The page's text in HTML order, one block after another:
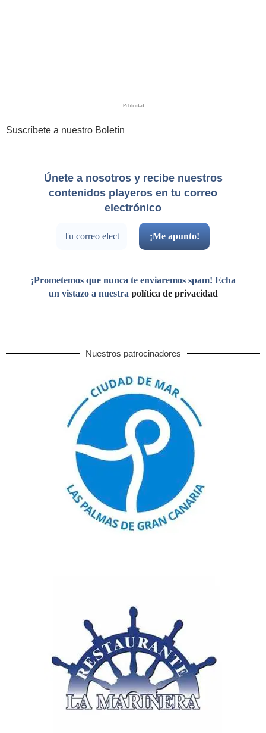
Suscríbete a nuestro Boletín
Únete a nosotros y recibe nuestros
contenidos playeros en tu correo
electrónico
¡Prometemos que nunca te enviaremos spam! Echa
un vistazo a nuestra política de privacidad
Nuestros patrocinadores